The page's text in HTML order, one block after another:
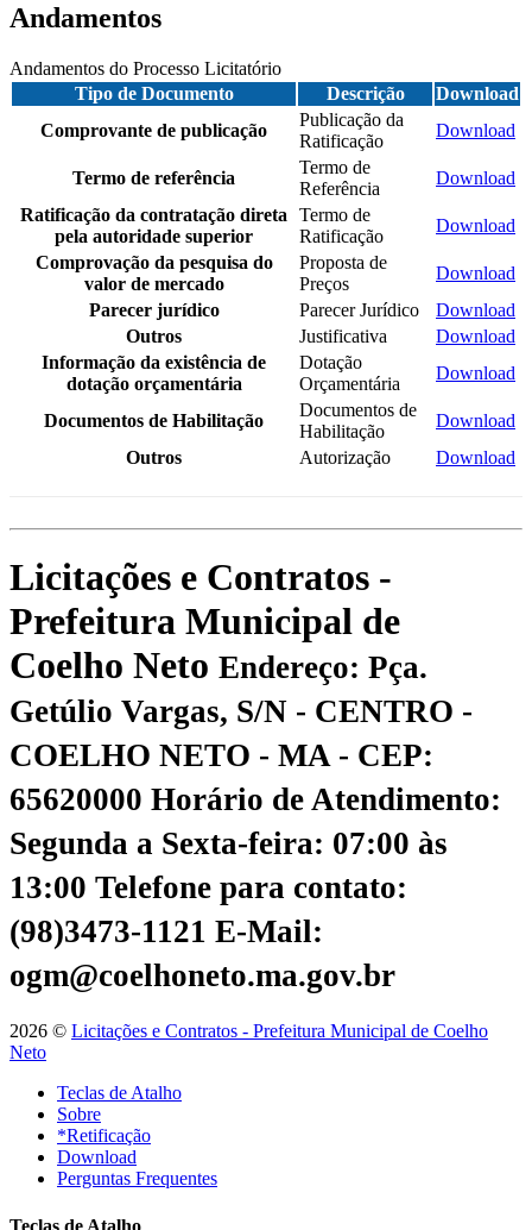
Andamentos
Andamentos do Processo Licitatório
Tipo de Documento
Descrição
Download
Comprovante de publicação
Publicação da
Ratificação
Download
Termo de referência
Termo de
Referência
Download
Ratificação da contratação direta
pela autoridade superior
Termo de
Ratificação
Download
Comprovação da pesquisa do
valor de mercado
Proposta de
Preços
Download
Parecer jurídico
Parecer Jurídico
Download
Outros
Justificativa
Download
Informação da existência de
dotação orçamentária
Dotação
Orçamentária
Download
Documentos de Habilitação
Documentos de
Habilitação
Download
Outros
Autorização Download
Licitações e Contratos -
Prefeitura Municipal de
Coelho Neto Endereço: Pça.
Getúlio Vargas, S/N - CENTRO -
COELHO NETO - MA - CEP:
65620000 Horário de Atendimento:
Segunda a Sexta-feira: 07:00 às
13:00 Telefone para contato:
(98)3473-1121 E-Mail:
ogm@coelhoneto.ma.gov.br
2026 © Licitações e Contratos - Prefeitura Municipal de Coelho
Neto
Teclas de Atalho
Sobre
*Retificação
Download
Perguntas Frequentes
Teclas de Atalho